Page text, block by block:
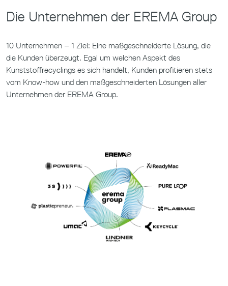
Die Unternehmen der EREMA Group
10 Unternehmen – 1 Ziel: Eine maßgeschneiderte Lösung, die
die Kunden überzeugt. Egal um welchen Aspekt des
Kunststoffrecyclings es sich handelt, Kunden profitieren stets
vom Know-how und den maßgeschneiderten Lösungen aller
Unternehmen der EREMA Group.